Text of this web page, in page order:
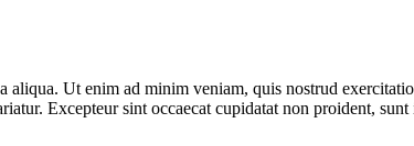
Ut enim ad minim veniam, quis nostrud
Excepteur sint occaecat cupidatat non proident,